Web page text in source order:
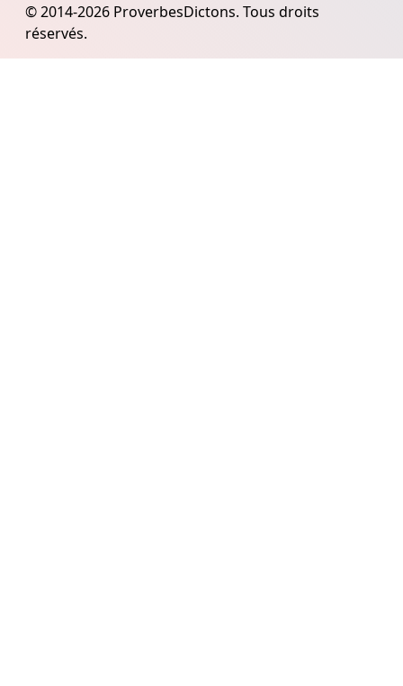
© 2014-2026 ProverbesDictons. Tous droits
réservés.